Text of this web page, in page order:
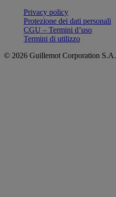
Privacy policy
Protezione dei dati personali
CGU – Termini d’uso
Termini di utilizzo
© 2026 Guillemot Corporation S.A.